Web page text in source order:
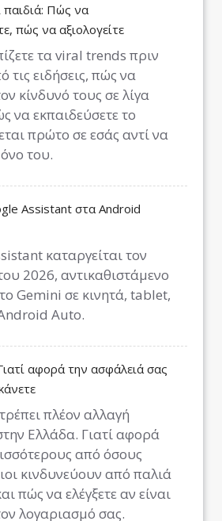
παιδιά: Πώς να
πώς να αξιολογείτε
τα viral trends πριν
τις ειδήσεις, πώς να
κίνδυνό τους σε λίγα
να εκπαιδεύσετε το
πρώτο σε εσάς αντί να
του.
Assistant στα Android
καταργείται τον
2026, αντικαθιστάμενο
Gemini σε κινητά, tablet,
Auto.
αφορά την ασφάλειά σας
πλέον αλλαγή
Ελλάδα. Γιατί αφορά
από όσους
κινδυνεύουν από παλιά
πώς να ελέγξετε αν είναι
λογαριασμό σας.